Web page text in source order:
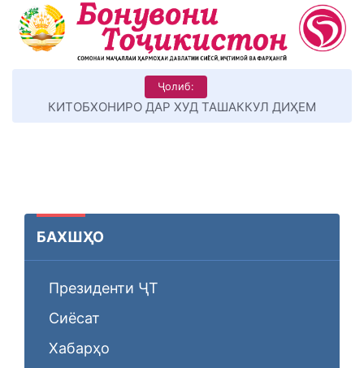
Ҷолиб:
КИТОБХОНИРО ДАР ХУД ТАШАККУЛ ДИҲЕМ
БАХШҲО
Президенти ҶТ
Сиёсат
Хабарҳо